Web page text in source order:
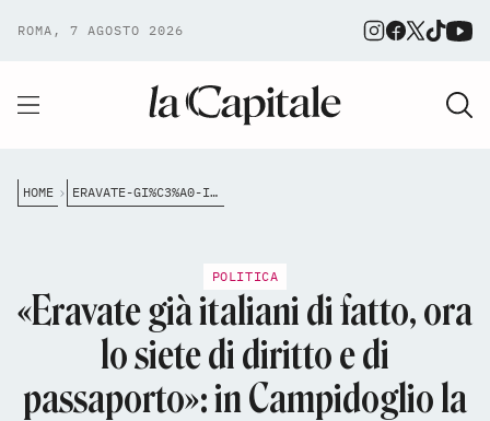
ROMA, 7 AGOSTO 2026
HOME ERAVATE-GI%C3%A0-ITALIANI-DI-FATTO-ORA-LO-SIETE-DI-DIRITTO-E-DI-PASSAPORTO-IN-CAMPIDOGLIO-LA-CITTADINANZA-A-DODICI-NEO-DICIOTTENNI
POLITICA
«Eravate già italiani di fatto, ora
lo siete di diritto e di
passaporto»: in Campidoglio la